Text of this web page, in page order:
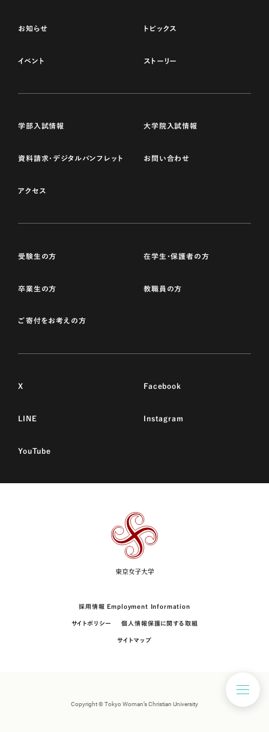
お知らせ トピックス
イベント ストーリー
学部入試情報 大学院入試情報
資料請求・デジタルパンフレット お問い合わせ
アクセス
受験生の方 在学生・保護者の方
卒業生の方 教職員の方
ご寄付をお考えの方
X Facebook
LINE Instagram
YouTube
東
採用情報 Employment Information
サイトポリシー 個人情報保護に関する取組
サイトマップ
Copyright © Tokyo Woman’s Christian University